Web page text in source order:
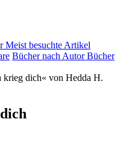
Meist besuchte Artikel
Bücher nach AutorBücher